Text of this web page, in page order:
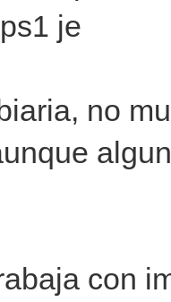
je
no
con